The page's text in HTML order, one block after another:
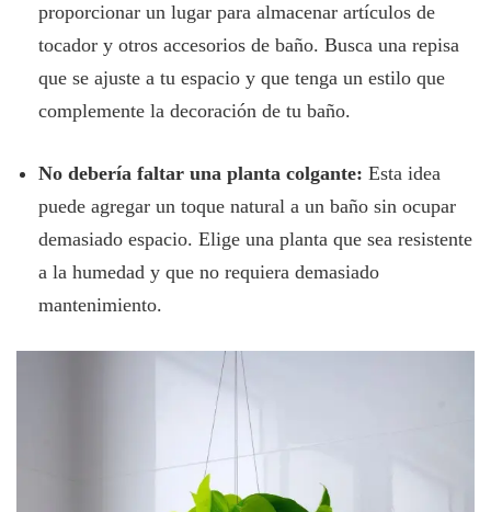
proporcionar un lugar para almacenar artículos de
tocador y otros accesorios de baño. Busca una repisa
que se ajuste a tu espacio y que tenga un estilo que
complemente la decoración de tu baño.
No debería faltar una planta colgante: Esta idea
puede agregar un toque natural a un baño sin ocupar
demasiado espacio. Elige una planta que sea resistente
a la humedad y que no requiera demasiado
mantenimiento.